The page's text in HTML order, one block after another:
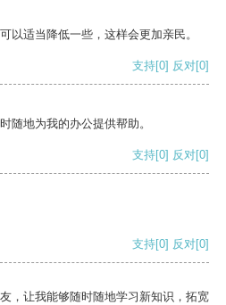
以适当降低一些，这样会更加亲民。
支持[0] 反对[0]
随地为我的办公提供帮助。
支持[0] 反对[0]
支持[0] 反对[0]
，让我能够随时随地学习新知识，拓宽